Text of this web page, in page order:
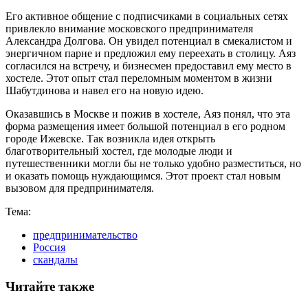
Его активное общение с подписчиками в социальных сетях
привлекло внимание московского предпринимателя
Александра Долгова. Он увидел потенциал в смекалистом и
энергичном парне и предложил ему переехать в столицу. Аяз
согласился на встречу, и бизнесмен предоставил ему место в
хостеле. Этот опыт стал переломным моментом в жизни
Шабутдинова и навел его на новую идею.
Оказавшись в Москве и пожив в хостеле, Аяз понял, что эта
форма размещения имеет большой потенциал в его родном
городе Ижевске. Так возникла идея открыть
благотворительный хостел, где молодые люди и
путешественники могли бы не только удобно разместиться, но
и оказать помощь нуждающимся. Этот проект стал новым
вызовом для предпринимателя.
Тема:
предпринимательство
Россия
скандалы
Читайте также